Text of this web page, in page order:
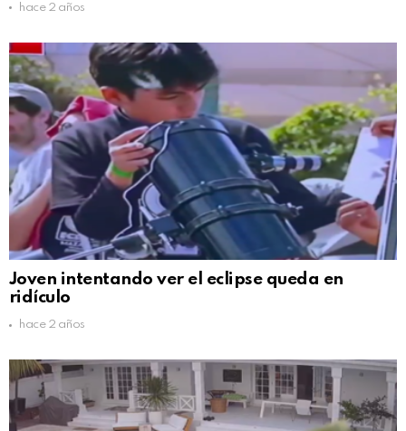
hace 2 años
Joven intentando ver el eclipse queda en
ridículo
hace 2 años